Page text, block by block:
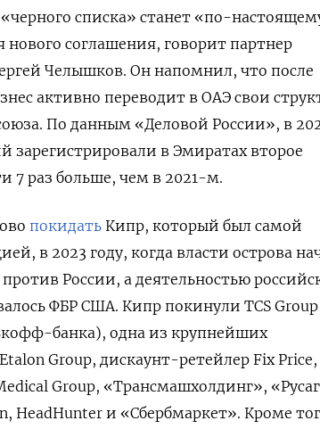
списка» станет «по-
соглашения, говорит партнер
Челышков. Он напомнил, что после
активно переводит в ОАЭ свои
По данным «Деловой России», в
зарегистрировали в Эмиратах второе
7 раз больше, чем в 2021-м.
покидать Кипр, который был самой
в 2023 году, когда власти острова
России, а деятельностью
ФБР США. Кипр покинули TCS Group
банка), одна из крупнейших
Group, дискаунт-ретейлер Fix Price,
Group, «Трансмашхолдинг»,
HeadHunter и «Сбербмаркет». Кроме